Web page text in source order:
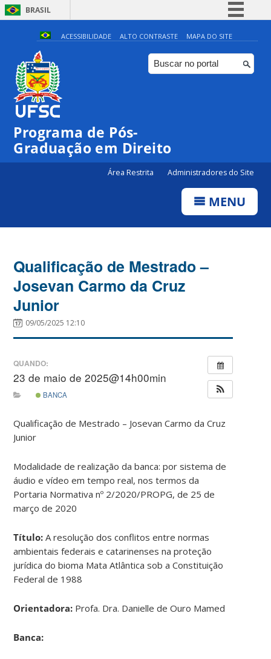
BRASIL
Simplifique!
Comunica BR
Participe
ACESSIBILIDADE ALTO CONTRASTE MAPA DO SITE
Programa de Pós-
Graduação em Direito
Área Restrita Administradores do Site
MENU
Qualificação de Mestrado –
Josevan Carmo da Cruz
Junior
09/05/2025 12:10
QUANDO:
23 de maio de 2025@14h00min
BANCA
Qualificação de Mestrado – Josevan Carmo da Cruz
Junior
Modalidade de realização da banca: por sistema de
áudio e vídeo em tempo real, nos termos da
Portaria Normativa nº 2/2020/PROPG, de 25 de
março de 2020
Título:A resolução dos conflitos entre normas
ambientais federais e catarinenses na proteção
jurídica do bioma Mata Atlântica sob a Constituição
Federal de 1988
Orientadora: Profa. Dra. Danielle de Ouro Mamed
Banca: